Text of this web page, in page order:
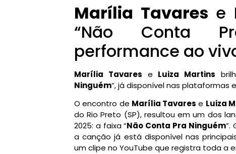
Marília Tavares e
“Não Conta
performance ao
Marília Tavares e Luiza Martins
Ninguém”, já disponível nas plataformas
O encontro de Marília Tavares e Luiza
do Rio Preto (SP), resultou em um dos
2025: a faixa “Não Conta Pra Ninguém”.
a canção já está disponível nas
um clipe no YouTube que registra toda a